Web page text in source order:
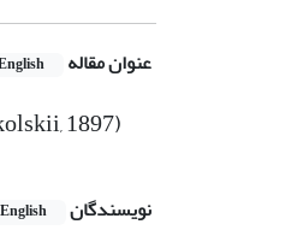
عنوان مقاله
1897)
نویسندگان English